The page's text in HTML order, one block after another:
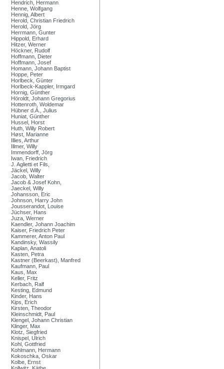
Hendrich, Hermann
Henne, Wolfgang
Hennig, Albert
Herold, Christian Friedrich
Herold, Jörg
Herrmann, Gunter
Hippold, Erhard
Hitzer, Werner
Höckner, Rudolf
Hoffmann, Dieter
Hoffmann, Josef
Homann, Johann Baptist
Hoppe, Peter
Horlbeck, Günter
Horlbeck-Kappler, Irmgard
Hornig, Günther
Höroldt, Johann Gregorius
Hottenroth, Woldemar
Hübner d.Ä., Julius
Huniat, Günther
Hussel, Horst
Huth, Willy Robert
Høst, Marianne
Illies, Arthur
Illmer, Willy
Immendorff, Jörg
Iwan, Friedrich
J. Aglietti et Fils,
Jäckel, Willy
Jacob, Walter
Jacob & Josef Kohn,
Jaeckel, Willy
Johansson, Eric
Johnson, Harry John
Jousserandot, Louise
Jüchser, Hans
Juza, Werner
Kaendler, Johann Joachim
Kaiser, Friedrich Peter
Kammerer, Anton Paul
Kandinsky, Wassily
Kaplan, Anatoli
Kasten, Petra
Kastner (Beerkast), Manfred
Kaufmann, Paul
Kaus, Max
Keller, Fritz
Kerbach, Ralf
Kesting, Edmund
Kinder, Hans
Kips, Erich
Kirsten, Theodor
Kleinschmidt, Paul
Klengel, Johann Christian
Klinger, Max
Klotz, Siegfried
Knispel, Ulrich
Kohl, Gottfried
Kohlmann, Hermann
Kokoschka, Oskar
Kolbe, Ernst